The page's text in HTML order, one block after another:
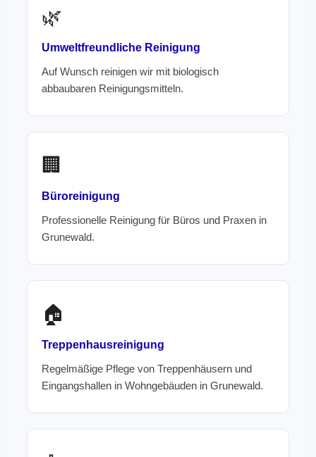
🌿
Umweltfreundliche Reinigung
Auf Wunsch reinigen wir mit biologisch
abbaubaren Reinigungsmitteln.
🏢
Büroreinigung
Professionelle Reinigung für Büros und Praxen in
Grunewald.
🏠
Treppenhausreinigung
Regelmäßige Pflege von Treppenhäusern und
Eingangshallen in Wohngebäuden in Grunewald.